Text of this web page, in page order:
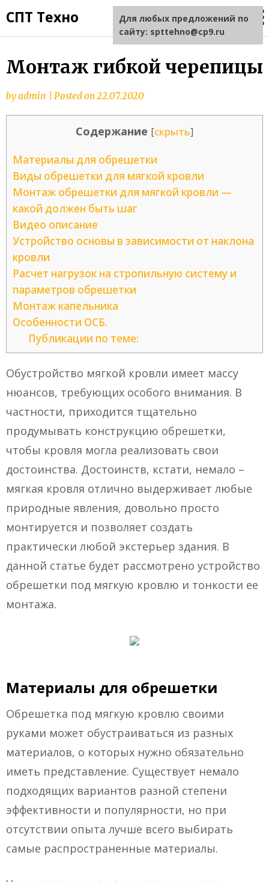
СПТ Техно
Монтаж гибкой черепицы
byadmin Posted on22.07.2020
Содержание [скрыть]
Материалы для обрешетки
Виды обрешетки для мягкой кровли
Монтаж обрешетки для мягкой кровли —
какой должен быть шаг
Видео описание
Устройство основы в зависимости от наклона
кровли
Расчет нагрузок на стропильную систему и
параметров обрешетки
Монтаж капельника
Особенности ОСБ.
Публикации по теме:
Обустройство мягкой кровли имеет массу
нюансов, требующих особого внимания. В
частности, приходится тщательно
продумывать конструкцию обрешетки,
чтобы кровля могла реализовать свои
достоинства. Достоинств, кстати, немало –
мягкая кровля отлично выдерживает любые
природные явления, довольно просто
монтируется и позволяет создать
практически любой экстерьер здания. В
данной статье будет рассмотрено устройство
обрешетки под мягкую кровлю и тонкости ее
монтажа.
Материалы для обрешетки
Обрешетка под мягкую кровлю своими
руками может обустраиваться из разных
материалов, о которых нужно обязательно
иметь представление. Существует немало
подходящих вариантов разной степени
эффективности и популярности, но при
отсутствии опыта лучше всего выбирать
самые распространенные материалы.
Для любых предложений по
сайту: spttehno@cp9.ru